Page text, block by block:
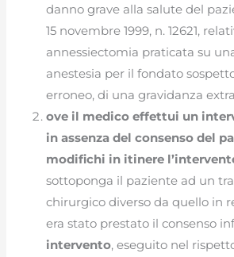
danno grave alla salute del
15 novembre 1999, n. 12621,
annessiectomia praticata su
anestesia per il fondato
erroneo, di una gravidanza
ove il medico effettui un
in assenza del consenso del
modifichi in itinere
sottoponga il paziente ad un
chirurgico diverso da quello in
era stato prestato il consenso
intervento, eseguito nel